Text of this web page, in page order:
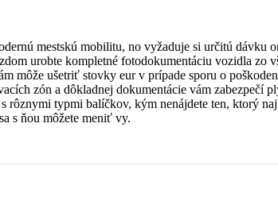
mestskú mobilitu, no vyžaduje si určitú dávku
urobte kompletné fotodokumentáciu vozidla zo
môže ušetriť stovky eur v prípade sporu o
zón a dôkladnej dokumentácie vám zabezpečí
rôznymi typmi balíčkov, kým nenájdete ten, ktorý
s ňou môžete meniť vy.